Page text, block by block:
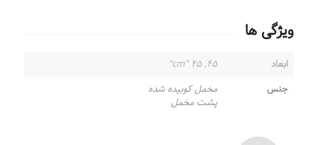
ویژگی ها
ابعاد
۴۵, ۴۵ "cm"
جنس
مخمل کوبیده شده
پشت مخمل